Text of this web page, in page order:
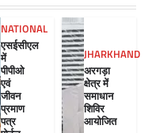
NATIONAL
एसईसीएल
में
पीपीओ
एवं
जीवन
प्रमाण
पत्र
JHARKHAND
अरगड़ा
क्षेत्र में
समाधान
शिविर
आयोजित